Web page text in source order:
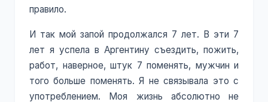
правило.
И так мой запой продолжался 7 лет. В эти 7
лет я успела в Аргентину съездить, пожить,
работ, наверное, штук 7 поменять, мужчин и
того больше поменять. Я не связывала это с
употреблением. Моя жизнь абсолютно не